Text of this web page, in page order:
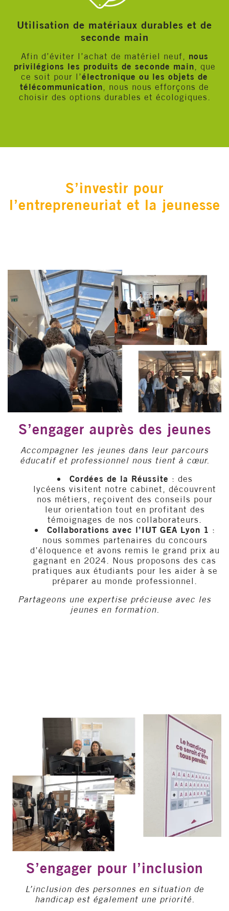
Utilisation de matériaux durables et de
seconde main
Afin d’éviter l’achat de matériel neuf, nous
privilégions les produits de seconde main, que
ce soit pour l’électronique ou les objets de
télécommunication, nous nous efforçons de
choisir des options durables et écologiques.
S’investir pour
l’entrepreneuriat et la jeunesse
S’engager auprès des jeunes
Accompagner les jeunes dans leur parcours
éducatif et professionnel nous tient à cœur.
Cordées de la Réussite : des
lycéens visitent notre cabinet, découvrent
nos métiers, reçoivent des conseils pour
leur orientation tout en profitant des
témoignages de nos collaborateurs.
Collaborations avec l’IUT GEA Lyon 1 :
nous sommes partenaires du concours
d’éloquence et avons remis le grand prix au
gagnant en 2024. Nous proposons des cas
pratiques aux étudiants pour les aider à se
préparer au monde professionnel.
Partageons une expertise précieuse avec les
jeunes en formation.
S’engager pour l’inclusion
L’inclusion des personnes en situation de
handicap est également une priorité.